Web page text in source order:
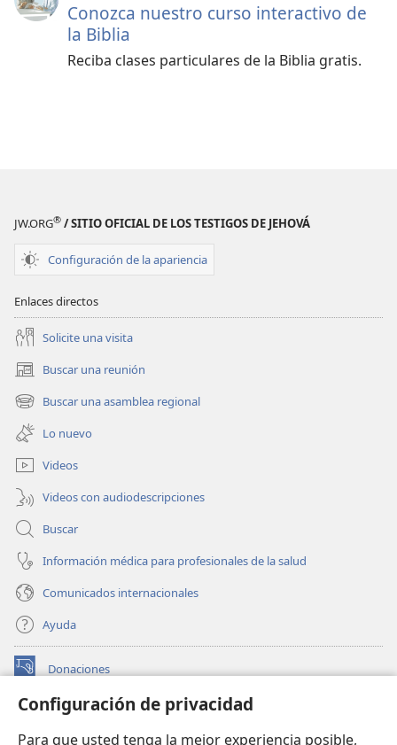
Configuración de privacidad
Para que usted tenga la mejor experiencia posible,
Conozca nuestro curso interactivo de
la Biblia
Reciba clases particulares de la Biblia gratis.
JW.ORG® / SITIO OFICIAL DE LOS TESTIGOS DE JEHOVÁ
Configuración de la apariencia
Enlaces directos
Solicite una visita
Buscar una reunión
(abre
una
nueva
ventana)
Buscar una asamblea regional
(abre
una
nueva
ventana)
Lo nuevo
Videos
Videos con audiodescripciones
Buscar
Información médica para profesionales de la salud
Comunicados internacionales
Ayuda
Donaciones
(abre
nueva BIBLIOTECA EN LÍNEA Watchtower™